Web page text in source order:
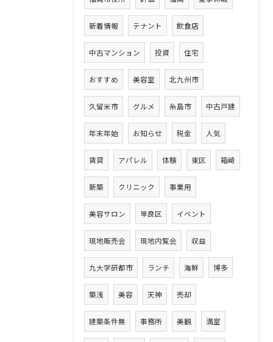
新着情報 テナント 飲食店
中古マンション 投資 住宅
おすすめ 美容室 北九州市
久留米市 グルメ 糸島市 中古戸建
年末年始 お知らせ 税金 人気
賃貸 アパレル 体験 東区 箱崎
新築 クリニック 事業用
美容サロン 早良区 イベント
現地販売会 現地内覧会 収益
九大学研都市 ランチ 海鮮 博多
築浅 美容 天神 売却
建築条件無 事務所 美観 満室